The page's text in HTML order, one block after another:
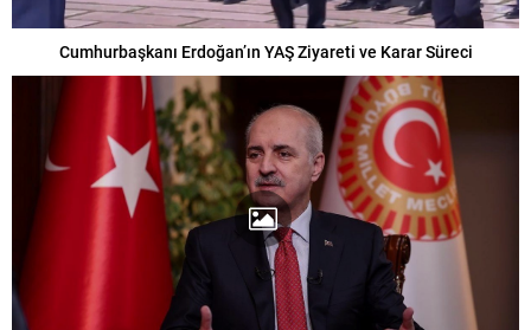
Cumhurbaşkanı Erdoğan’ın YAŞ Ziyareti ve Karar Süreci